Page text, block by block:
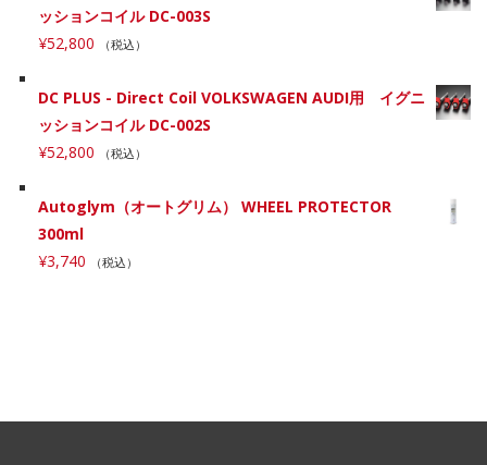
ッションコイル DC-003S
¥52,800 （税込）
DC PLUS - Direct Coil VOLKSWAGEN AUDI用 イグニ
ッションコイル DC-002S
¥52,800 （税込）
Autoglym（オートグリム） WHEEL PROTECTOR
300ml
¥3,740 （税込）